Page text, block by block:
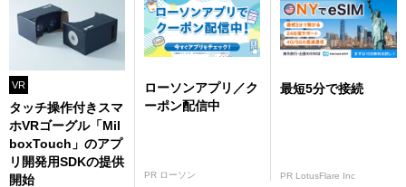
VR
タッチ操作付きスマ
ホVRゴーグル「Mil
boxTouch」のアプ
リ開発用SDKの提供
開始
ローソンアプリ／ク
ーポン配信中
PR ローソン
最短5分で接続
PR LotusFlare Inc